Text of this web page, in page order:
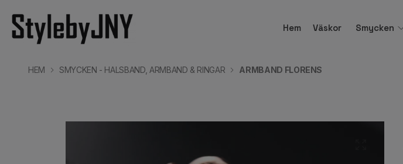
Hem Väskor Smycken
HEM SMYCKEN - HALSBAND, ARMBAND & RINGAR ARMBAND FLORENS